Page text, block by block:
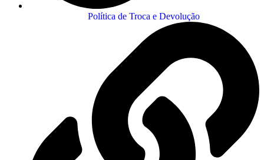
Política de Troca e Devolução